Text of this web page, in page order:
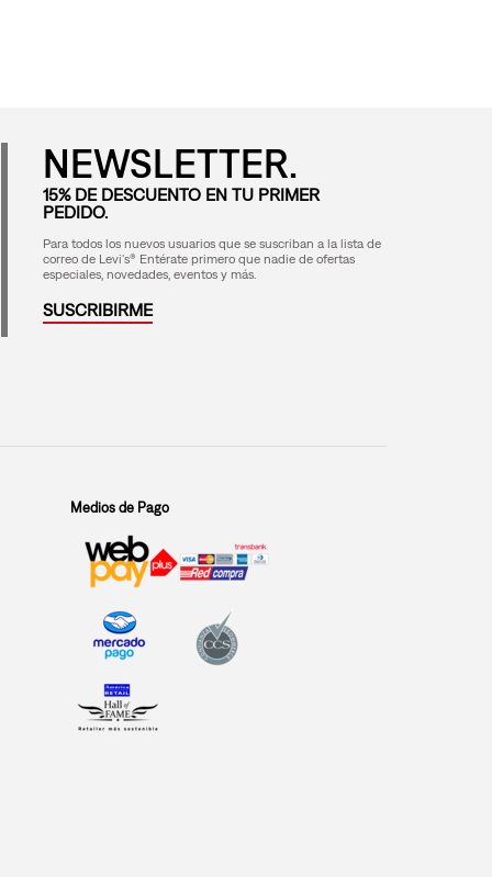
NEWSLETTER.
15% DE DESCUENTO EN TU PRIMER
PEDIDO.
Para todos los nuevos usuarios que se suscriban a la lista de
correo de Levi's® Entérate primero que nadie de ofertas
especiales, novedades, eventos y más.
SUSCRIBIRME
Medios de Pago